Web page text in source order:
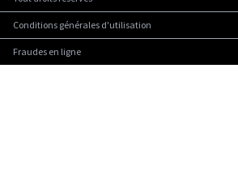
Conditions générales d'utilisation
Fraudes en ligne